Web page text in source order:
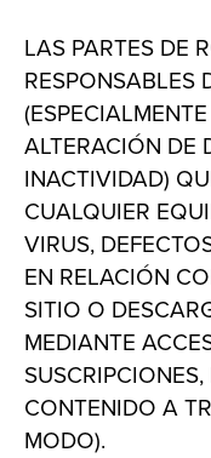
LAS PARTES DE
RESPONSABLES
ALTERACIÓN DE
INACTIVIDAD)
CUALQUIER
VIRUS,
EN RELACIÓN
SITIO O
MEDIANTE
CONTENIDO A
MODO).